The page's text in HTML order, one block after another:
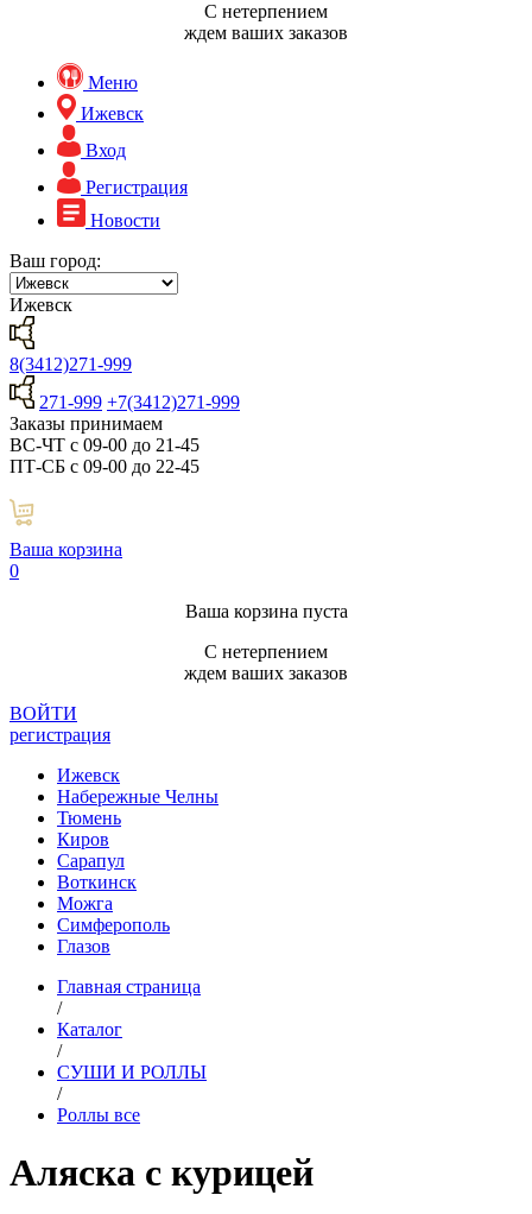
С нетерпением
ждем ваших заказов
Меню
Ижевск
Вход
Регистрация
Новости
Ваш город:
Ижевск
8(3412)271-999
271-999 +7(3412)271-999
Заказы принимаем
ВС-ЧТ с 09-00 до 21-45
ПТ-СБ с 09-00 до 22-45
Ваша корзина
0
Ваша корзина пуста
С нетерпением
ждем ваших заказов
ВОЙТИ
регистрация
Ижевск
Набережные Челны
Тюмень
Киров
Сарапул
Воткинск
Можга
Симферополь
Глазов
Главная страница
/
Каталог
/
СУШИ И РОЛЛЫ
/
Роллы все
Аляска с курицей